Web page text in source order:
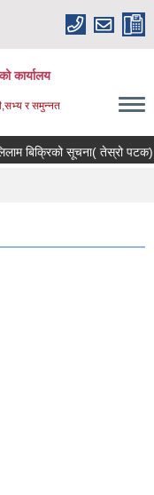
कार्यालय
र समुन्नत
बिक्रिको सूचना( तेस्रो पटक)